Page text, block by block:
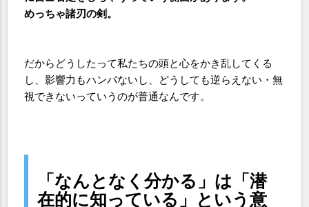
めっちゃ諸刃の剣。
だからどうしたって私たちの頭と心をかき乱してくる
し、影響力もハンパないし、どうしても逆らえない・無
視できないっていうのが普通なんです。
「なんとなく分かる」は「潜
在的に知っている」という意